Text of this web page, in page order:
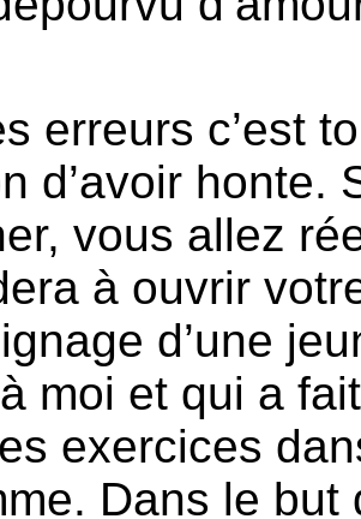
erreurs c’est
d’avoir honte.
vous allez
à ouvrir
d’une
moi et qui a
exercices
Dans le but